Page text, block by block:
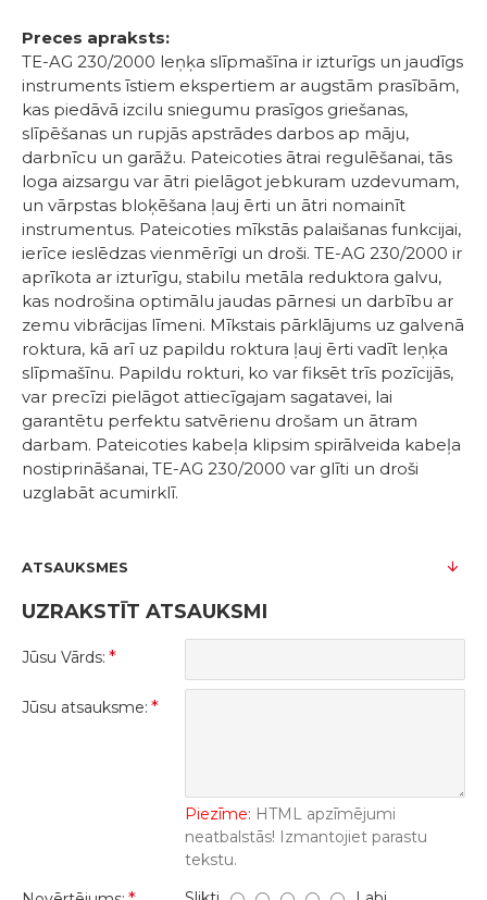
Preces apraksts:
TE-AG 230/2000 leņķa slīpmašīna ir izturīgs un jaudīgs
instruments īstiem ekspertiem ar augstām prasībām,
kas piedāvā izcilu sniegumu prasīgos griešanas,
slīpēšanas un rupjās apstrādes darbos ap māju,
darbnīcu un garāžu. Pateicoties ātrai regulēšanai, tās
loga aizsargu var ātri pielāgot jebkuram uzdevumam,
un vārpstas bloķēšana ļauj ērti un ātri nomainīt
instrumentus. Pateicoties mīkstās palaišanas funkcijai,
ierīce ieslēdzas vienmērīgi un droši. TE-AG 230/2000 ir
aprīkota ar izturīgu, stabilu metāla reduktora galvu,
kas nodrošina optimālu jaudas pārnesi un darbību ar
zemu vibrācijas līmeni. Mīkstais pārklājums uz galvenā
roktura, kā arī uz papildu roktura ļauj ērti vadīt leņķa
slīpmašīnu. Papildu rokturi, ko var fiksēt trīs pozīcijās,
var precīzi pielāgot attiecīgajam sagatavei, lai
garantētu perfektu satvērienu drošam un ātram
darbam. Pateicoties kabeļa klipsim spirālveida kabeļa
nostiprināšanai, TE-AG 230/2000 var glīti un droši
uzglabāt acumirklī.
ATSAUKSMES
UZRAKSTĪT ATSAUKSMI
Jūsu Vārds:
Jūsu atsauksme:
Piezīme: HTML apzīmējumi
neatbalstās! Izmantojiet parastu
tekstu.